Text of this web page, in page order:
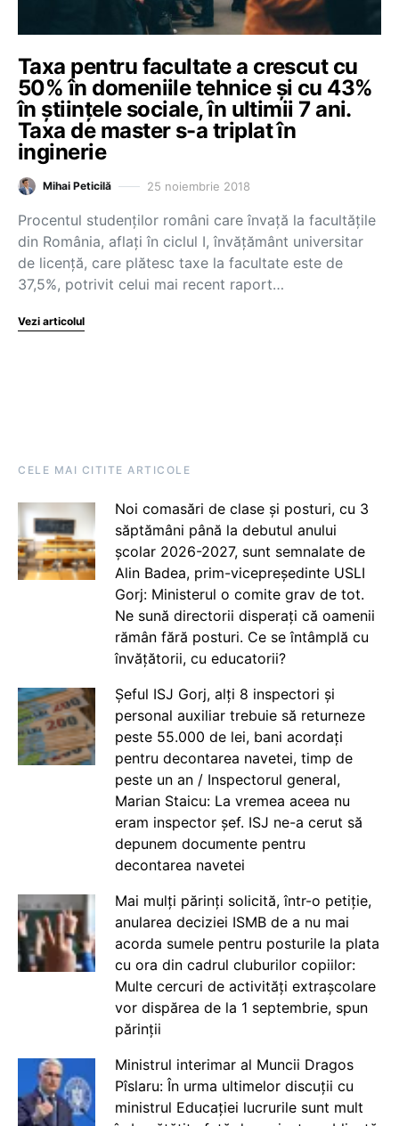
Taxa pentru facultate a crescut cu
50% în domeniile tehnice și cu 43%
în științele sociale, în ultimii 7 ani.
Taxa de master s-a triplat în
inginerie
Mihai Peticilă 25 noiembrie 2018
Procentul studenților români care învață la facultățile
din România, aflați în ciclul I, învățământ universitar
de licență, care plătesc taxe la facultate este de
37,5%, potrivit celui mai recent raport…
Vezi articolul
CELE MAI CITITE ARTICOLE
Noi comasări de clase și posturi, cu 3
săptămâni până la debutul anului
școlar 2026-2027, sunt semnalate de
Alin Badea, prim-vicepreședinte USLI
Gorj: Ministerul o comite grav de tot.
Ne sună directorii disperați că oamenii
rămân fără posturi. Ce se întâmplă cu
învățătorii, cu educatorii?
Șeful ISJ Gorj, alți 8 inspectori și
personal auxiliar trebuie să returneze
peste 55.000 de lei, bani acordați
pentru decontarea navetei, timp de
peste un an / Inspectorul general,
Marian Staicu: La vremea aceea nu
eram inspector șef. ISJ ne-a cerut să
depunem documente pentru
decontarea navetei
Mai mulți părinți solicită, într-o petiție,
anularea deciziei ISMB de a nu mai
acorda sumele pentru posturile la plata
cu ora din cadrul cluburilor copiilor:
Multe cercuri de activități extrașcolare
vor dispărea de la 1 septembrie, spun
părinții
Ministrul interimar al Muncii Dragos
Pîslaru: În urma ultimelor discuții cu
ministrul Educației lucrurile sunt mult